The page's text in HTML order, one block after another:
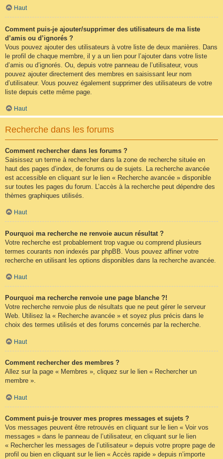
Haut
Comment puis-je ajouter/supprimer des utilisateurs de ma liste
d’amis ou d’ignorés ?
Vous pouvez ajouter des utilisateurs à votre liste de deux manières. Dans
le profil de chaque membre, il y a un lien pour l’ajouter dans votre liste
d’amis ou d’ignorés. Ou, depuis votre panneau de l’utilisateur, vous
pouvez ajouter directement des membres en saisissant leur nom
d’utilisateur. Vous pouvez également supprimer des utilisateurs de votre
liste depuis cette même page.
Haut
Recherche dans les forums
Comment rechercher dans les forums ?
Saisissez un terme à rechercher dans la zone de recherche située en
haut des pages d’index, de forums ou de sujets. La recherche avancée
est accessible en cliquant sur le lien « Recherche avancée » disponible
sur toutes les pages du forum. L’accès à la recherche peut dépendre des
thèmes graphiques utilisés.
Haut
Pourquoi ma recherche ne renvoie aucun résultat ?
Votre recherche est probablement trop vague ou comprend plusieurs
termes courants non indexés par phpBB. Vous pouvez affiner votre
recherche en utilisant les options disponibles dans la recherche avancée.
Haut
Pourquoi ma recherche renvoie une page blanche ?!
Votre recherche renvoie plus de résultats que ne peut gérer le serveur
Web. Utilisez la « Recherche avancée » et soyez plus précis dans le
choix des termes utilisés et des forums concernés par la recherche.
Haut
Comment rechercher des membres ?
Allez sur la page « Membres », cliquez sur le lien « Rechercher un
membre ».
Haut
Comment puis-je trouver mes propres messages et sujets ?
Vos messages peuvent être retrouvés en cliquant sur le lien « Voir vos
messages » dans le panneau de l’utilisateur, en cliquant sur le lien
« Rechercher les messages de l’utilisateur » depuis votre propre page de
profil ou bien en cliquant sur le lien « Accès rapide » depuis n’importe